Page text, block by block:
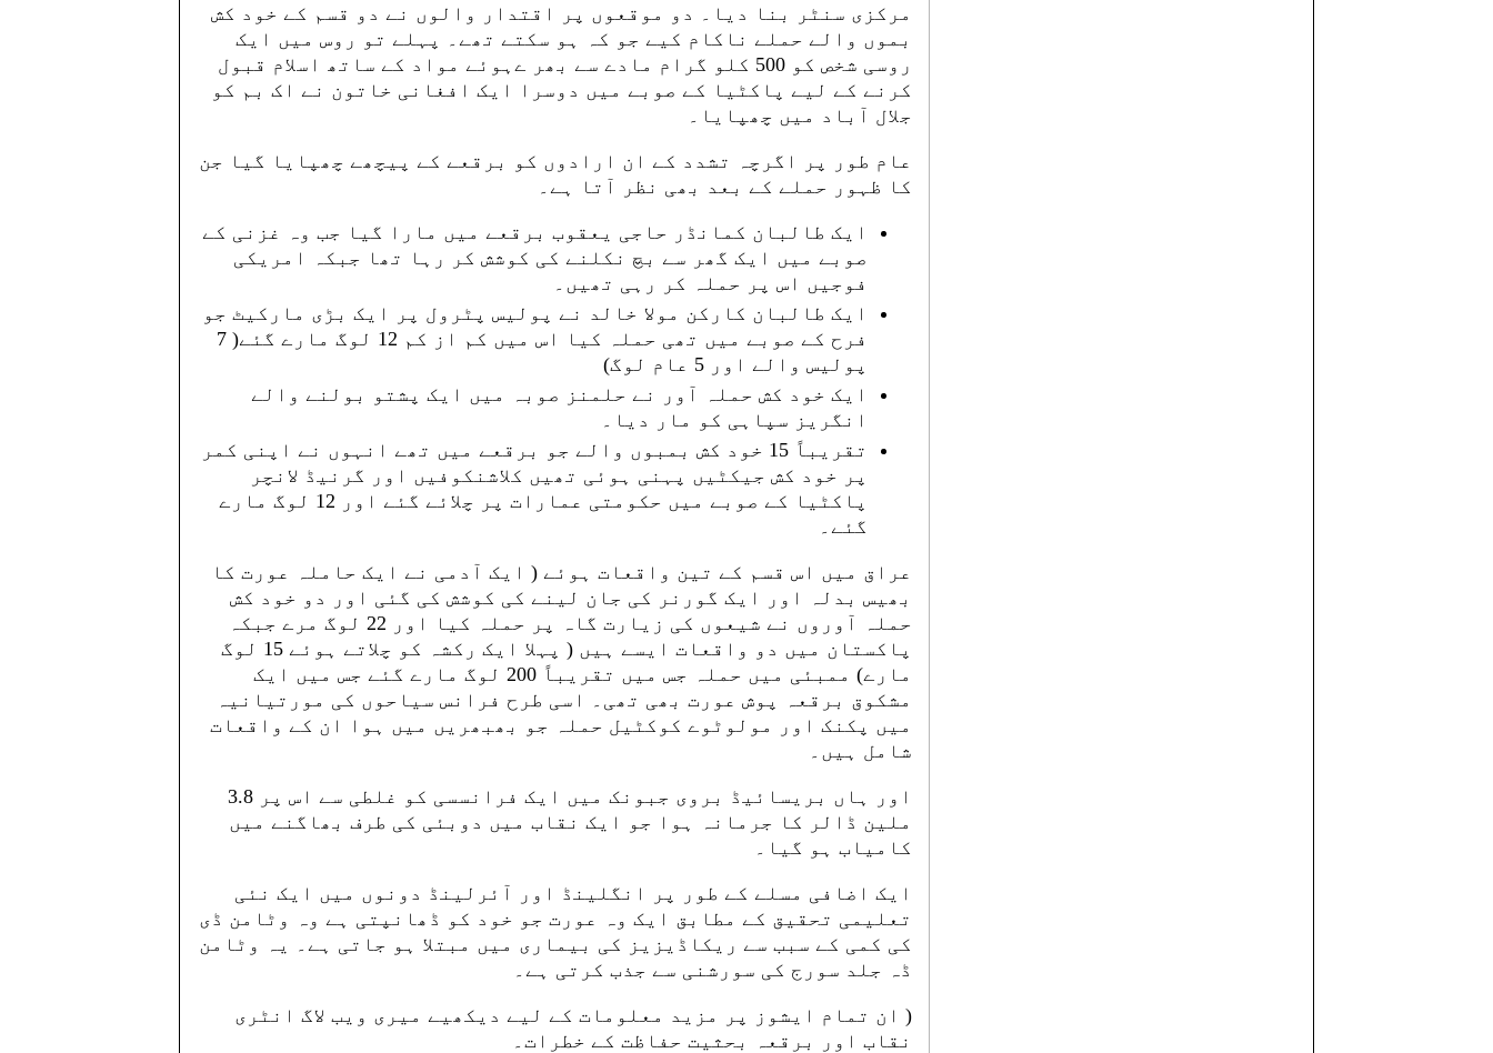
مرکزی سنٹر بنا دیا۔ دو موقعوں پر اقتدار والوں نے دو قسم کے خود کش
بموں والے حملے ناکام کیے جو کہ ہو سکتے تھے۔ پہلے تو روس میں ایک
روسی شخص کو 500 کلو گرام مادے سے بھر ےہوئے مواد کے ساتھ اسلام قبول
کرنے کے لیے پاکٹیا کے صوبے میں دوسرا ایک افغانی خاتون نے اک بم کو
جلال آباد میں چھپایا۔
عام طور پر اگرچہ تشدد کے ان ارادوں کو برقعے کے پیچھے چھپایا گیا جن
کا ظہور حملے کے بعد بھی نظر آتا ہے۔
ایک طالبان کمانڈر حاجی یعقوب برقعے میں مارا گیا جب وہ غزنی کے
صوبے میں ایک گھر سے بچ نکلنے کی کوشش کر رہا تھا جبکہ امریکی
فوجیں اس پر حملہ کر رہی تھیں۔
ایک طالبان کارکن مولا خالد نے پولیس پٹرول پر ایک بڑی مارکیٹ جو
فرح کے صوبے میں تھی حملہ کیا اس میں کم از کم 12 لوگ مارے گئے( 7
پولیس والے اور 5 عام لوگ)
ایک خود کش حملہ آور نے حلمنز صوبہ میں ایک پشتو بولنے والے
انگریز سپاہی کو مار دیا۔
تقریباً 15 خود کش بمبوں والے جو برقعے میں تھے انہوں نے اپنی کمر
پر خود کش جیکٹیں پہنی ہوئی تھیں کلاشنکوفیں اور گرنیڈ لانچر
پاکٹیا کے صوبے میں حکومتی عمارات پر چلائے گئے اور 12 لوگ مارے
گئے۔
عراق میں اس قسم کے تین واقعات ہوئے ( ایک آدمی نے ایک حاملہ عورت کا
بھیس بدلہ اور ایک گورنر کی جان لینے کی کوشش کی گئی اور دو خود کش
حملہ آوروں نے شیعوں کی زیارت گاہ پر حملہ کیا اور 22 لوگ مرے جبکہ
پاکستان میں دو واقعات ایسے ہیں ( پہلا ایک رکشہ کو چلاتے ہوئے 15 لوگ
مارے) ممبئی میں حملہ جس میں تقریباً 200 لوگ مارے گئے جس میں ایک
مشکوق برقعہ پوش عورت بھی تھی۔ اسی طرح فرانس سیاحوں کی مورتیانیہ
میں پکنک اور مولوٹوے کوکٹیل حملہ جو بھبھریں میں ہوا ان کے واقعات
شامل ہیں۔
اور ہاں بریسائیڈ بروی جبونک میں ایک فرانسسی کو غلطی سے اس پر 3.8
ملین ڈالر کا جرمانہ ہوا جو ایک نقاب میں دوبئی کی طرف بھاگنے میں
کامیاب ہو گیا۔
ایک اضافی مسلے کے طور پر انگلینڈ اور آئرلینڈ دونوں میں ایک نئی
تعلیمی تحقیق کے مطابق ایک وہ عورت جو خود کو ڈھانپتی ہے وہ وٹامن ڈی
کی کمی کے سبب سے ریکاڈیزیز کی بیماری میں مبتلا ہو جاتی ہے۔ یہ وٹامن
ڈہ جلد سورج کی سورشنی سے جذب کرتی ہے۔
( ان تمام ایشوز پر مزید معلومات کے لیے دیکھیے میری ویب لاگ انٹری
نقاب اور برقعہ بحثیت حفاظت کے خطرات۔